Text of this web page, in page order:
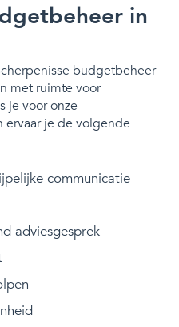
in
budgetbeheer
met ruimte voor
je voor onze
je de volgende
communicatie
adviesgesprek